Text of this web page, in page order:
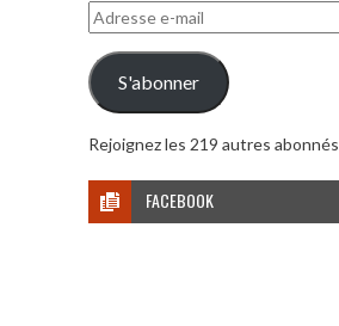
Adresse
e-
mail
S'abonner
Rejoignez les 219 autres abonnés
FACEBOOK